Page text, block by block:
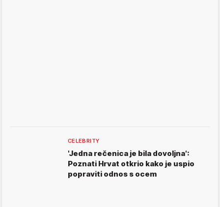
CELEBRITY
'Jedna rečenica je bila dovoljna':
Poznati Hrvat otkrio kako je uspio
popraviti odnos s ocem